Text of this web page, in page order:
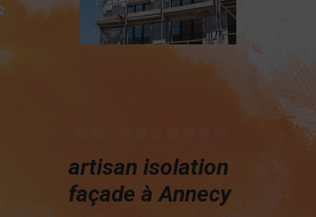
artisan isolation
façade à Annecy